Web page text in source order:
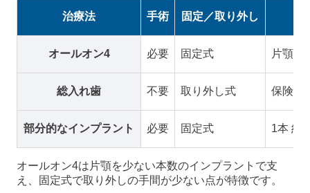
治療法 手術 固定／取り外し
オールオン4 必要 固定式 片顎
総入れ歯 不要 取り外し式 保険3
部分的なインプラント 必要 固定式 1本 約
オールオン4は片顎を少ない本数のインプラントで支
え、固定式で取り外しの手間が少ない点が特徴です。